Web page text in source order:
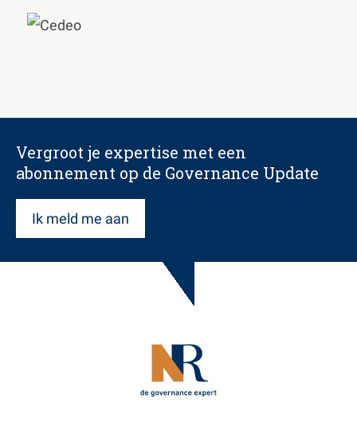
Vergroot je expertise met een
abonnement op de Governance Update
Ik meld me aan